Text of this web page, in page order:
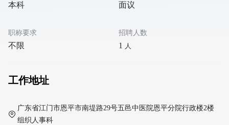
本科 面议
职称要求
不限
招聘人数
1 人
工作地址
广东省江门市恩平市南堤路29号五邑中医院恩平分院行政楼2楼
组织人事科